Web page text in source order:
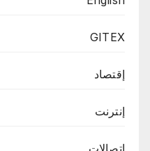
GITEX
إقتصاد
إنترنت
اتصالات